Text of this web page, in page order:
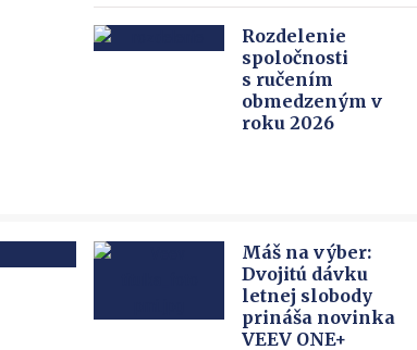
Rozdelenie
spoločnosti
s ručením
obmedzeným v
roku 2026
Máš na výber:
Dvojitú dávku
letnej slobody
prináša novinka
VEEV ONE+